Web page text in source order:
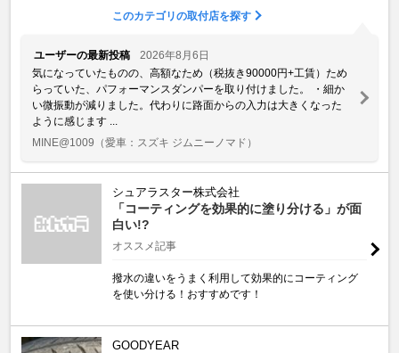
このカテゴリの取付店を探す
ユーザーの最新投稿
2026年8月6日
気になっていたものの、高額なため（税抜き90000円+工賃）ため
らっていた、パフォーマンスダンパーを取り付けました。 ・細か
い微振動が減りました。代わりに路面からの入力は大きくなった
ように感じます ...
MINE@1009 （愛車：スズキ ジムニーノマド）
シュアラスター株式会社
「コーティングを効果的に塗り分ける」が面
白い!?
オススメ記事
撥水の違いをうまく利用して効果的にコーティング
を使い分ける！おすすめです！
GOODYEAR